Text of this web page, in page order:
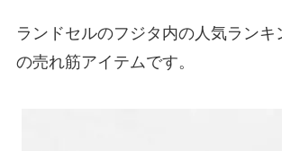
ランドセルのフジタ内の人気ランキ
の売れ筋アイテムです。